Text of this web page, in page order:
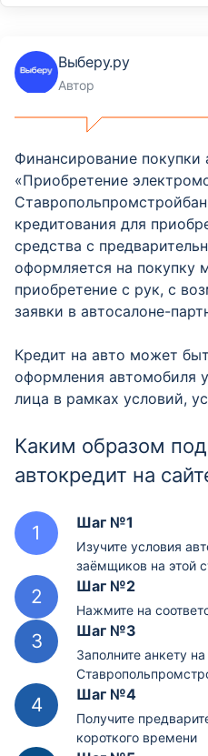
Выберу.ру
Автор
Финансирование покупки
«Приобретение
кредитования для
средства с
оформляется на покупку
приобретение с рук, с
заявки в автосалоне-
Кредит на авто может
оформления автомобиля
лица в рамках условий,
Каким образом
автокредит на
Шаг №1
Изучите условия
заёмщиков на этой
Шаг №2
Нажмите на
Шаг №3
Заполните анкету
Шаг №4
Получите
короткого времени